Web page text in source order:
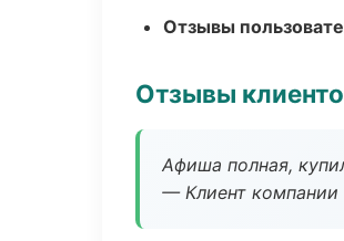
Отзывы
Отзывы
Афиша полная,
— Клиент компании